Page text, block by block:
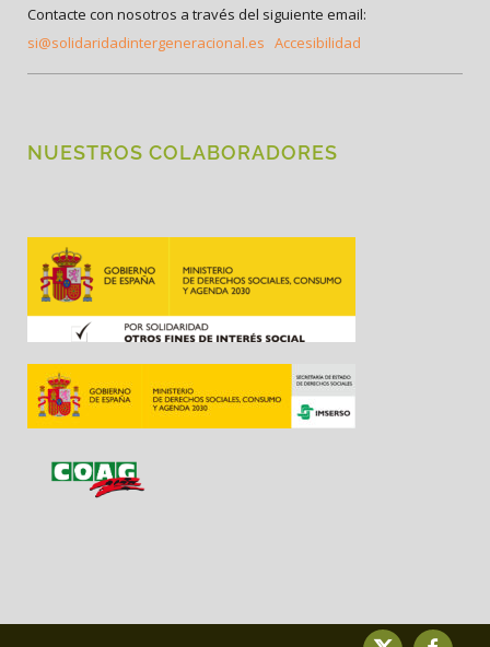
Contacte con nosotros a través del siguiente email:
si@solidaridadintergeneracional.es Accesibilidad
NUESTROS COLABORADORES